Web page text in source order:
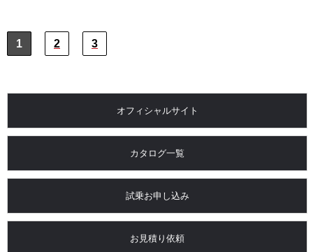
1 2 3
オフィシャルサイト
カタログ一覧
試乗お申し込み
お見積り依頼